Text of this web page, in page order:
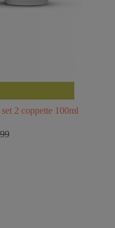
2 coppette 100ml